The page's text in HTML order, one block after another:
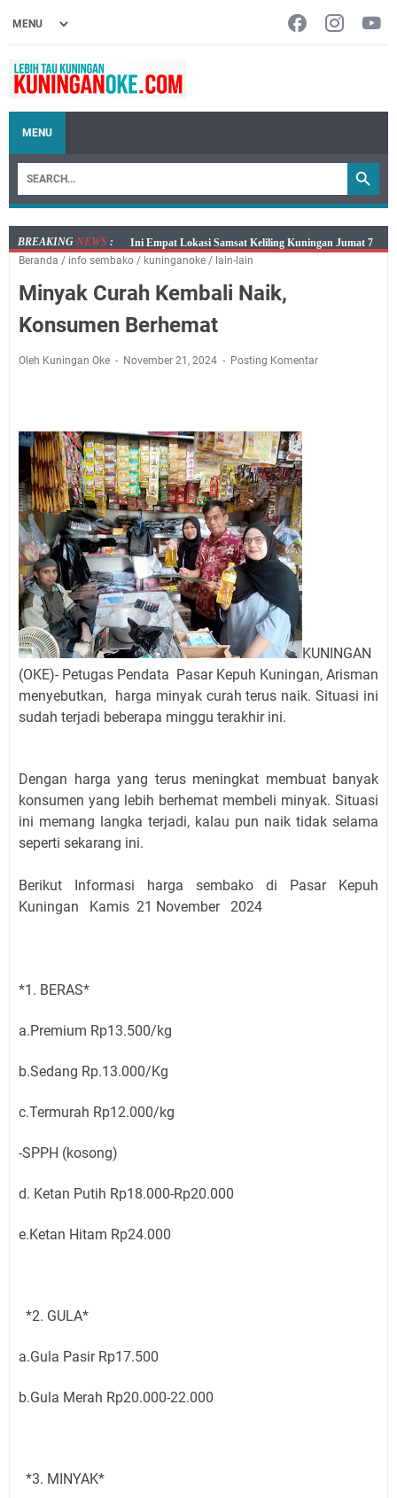
MENU
BREAKING NEWS :
Jumat 7 Agustus 2026 Mobil SIM Keliling Ada di
Kecamatan Sindangagung
Embun Pagi Jumat 8 Agustus 2026: Jika Keberkahan
Kelaparan Meskipun Memiliki Sekarung Penuh Uang
Salat Lima Waktu itu Bukan Cuma Kewajiban, Tapi
Sangat Seru
Warga Mulai Kesulitan Air Bersih Akibat Kekeringan,
Polres Kuningan dan PAM Tirta Kamuning Salurakan
12 Ribu Liter
Uniku Jadi Tuan Rumah Pendampingan Penyusunan
Dokumen SPMI
Sudahkah Kita Merdeka Dari Hawa Nafsu?
Info Sembako di Pasar Kepuh Kuningan Kamis 6
Agustus 2026, Daging Naik, Telur Turun
Agenda Kegiatan Bupati Kuningan Jumat 7 Agustus
Ini Empat Lokasi Samsat Keliling Kuningan Jumat 7
Beranda / info sembako / kuninganoke / lain-lain
Minyak Curah Kembali Naik,
Konsumen Berhemat
Oleh Kuningan Oke November 21, 2024 Posting Komentar
KUNINGAN
(OKE)- Petugas Pendata Pasar Kepuh Kuningan, Arisman
menyebutkan, harga minyak curah terus naik. Situasi ini
sudah terjadi beberapa minggu terakhir ini.
Dengan harga yang terus meningkat membuat banyak
konsumen yang lebih berhemat membeli minyak. Situasi
ini memang langka terjadi, kalau pun naik tidak selama
seperti sekarang ini.
Berikut Informasi harga sembako di Pasar Kepuh
Kuningan
Kamis 21 November 2024
*1. BERAS*
a.Premium Rp13.500/kg
b.Sedang Rp.13.000/Kg
c.Termurah Rp12.000/kg
-SPPH (kosong)
d. Ketan Putih Rp18.000-Rp20.000
e.Ketan Hitam Rp24.000
*2. GULA*
a.Gula Pasir Rp17.500
b.Gula Merah Rp20.000-22.000
*3. MINYAK*